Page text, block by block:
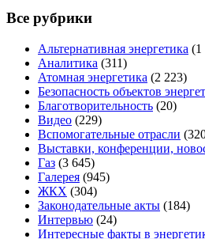
Все рубрики
Альтернативная энергетика (1
Аналитика (311)
Атомная энергетика (2 223)
Безопасность объектов
Благотворительность (20)
Видео (229)
Вспомогательные отрасли
Выставки, конференции,
Газ (3 645)
Галерея (945)
ЖКХ (304)
Законодательные акты (184)
Интервью (24)
Интересные факты в